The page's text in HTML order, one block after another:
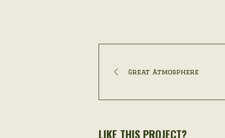
Great Atmosphere
LIKE THIS PROJECT?